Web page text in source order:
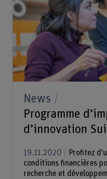
News
Programme
d’innovation
19.11.2020
Profitez
conditions financières
recherche et